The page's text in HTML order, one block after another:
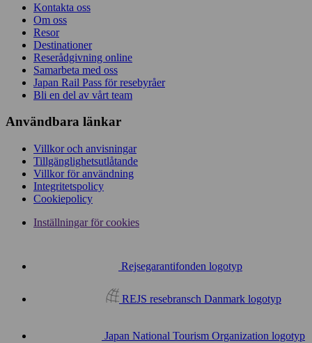
Kontakta oss
Om oss
Resor
Destinationer
Reserådgivning online
Samarbeta med oss
Japan Rail Pass för resebyråer
Bli en del av vårt team
Användbara länkar
Villkor och anvisningar
Tillgänglighetsutlåtande
Villkor för användning
Integritetspolicy
Cookiepolicy
Inställningar för cookies
Rejsegarantifonden logotyp
REJS resebransch Danmark logotyp
Japan National Tourism Organization logotyp